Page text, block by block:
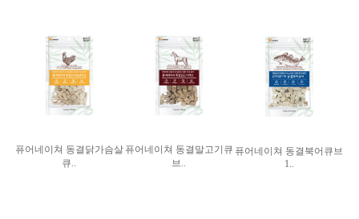
퓨어네이쳐 동결닭가슴살
큐..
퓨어네이쳐 동결말고기큐
브..
퓨어네이쳐 동결북어큐브
1..